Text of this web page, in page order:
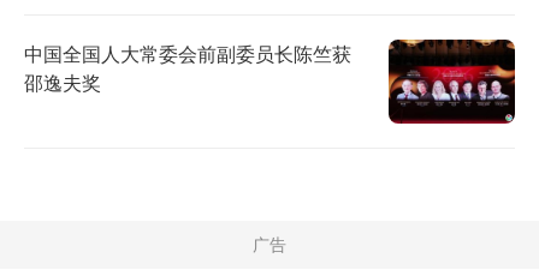
中国全国人大常委会前副委员长陈竺获
邵逸夫奖